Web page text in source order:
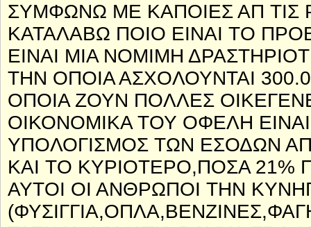
ΣΥΜΦΩΝΩ ΜΕ ΚΑΠΟΙΕΣ ΑΠ ΤΙΣ
ΚΑΤΑΛΑΒΩ ΠΟΙΟ ΕΙΝΑΙ ΤΟ
ΕΙΝΑΙ ΜΙΑ ΝΟΜΙΜΗ
ΤΗΝ ΟΠΟΙΑ ΑΣΧΟΛΟΥΝΤΑΙ
ΟΠΟΙΑ ΖΟΥΝ ΠΟΛΛΕΣ
ΟΙΚΟΝΟΜΙΚΑ ΤΟΥ ΟΦΕΛΗ
ΥΠΟΛΟΓΙΣΜΟΣ ΤΩΝ ΕΣΟΔΩΝ
ΚΑΙ ΤΟ ΚΥΡΙΟΤΕΡΟ,ΠΟΣΑ
ΑΥΤΟΙ ΟΙ ΑΝΘΡΩΠΟΙ ΤΗΝ